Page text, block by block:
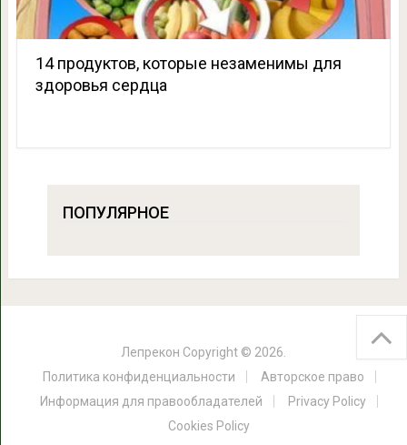
14 продуктов, которые незаменимы для
здоровья сердца
ПОПУЛЯРНОЕ
Лепрекон Copyright © 2026.
Политика конфиденциальности
Авторское право
Информация для правообладателей
Privacy Policy
Cookies Policy